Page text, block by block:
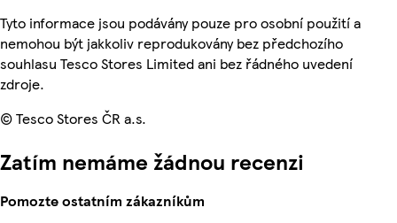
Tyto informace jsou podávány pouze pro osobní použití a
nemohou být jakkoliv reprodukovány bez předchozího
souhlasu Tesco Stores Limited ani bez řádného uvedení
zdroje.
© Tesco Stores ČR a.s.
Zatím nemáme žádnou recenzi
Pomozte ostatním zákazníkům